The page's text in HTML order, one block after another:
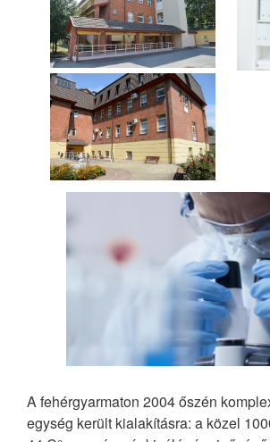
A fehérgyarmaton 2004 őszén
egység került kialakításra: a közel